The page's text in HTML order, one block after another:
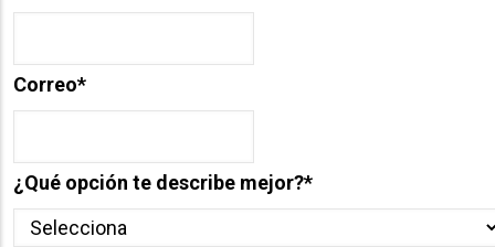
Correo*
¿Qué opción te describe mejor?*